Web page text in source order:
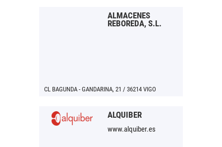
ALMACENES
REBOREDA, S.L.
CL BAGUNDA - GANDARINA, 21 / 36214 VIGO
ALQUIBER
www.alquiber.es